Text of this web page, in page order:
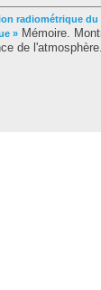
radiométrique
» Mémoire.
de l'atmosphère.